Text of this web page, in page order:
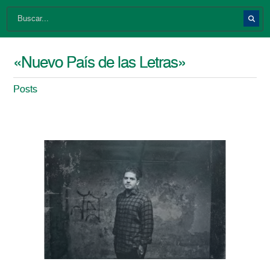
«Nuevo País de las Letras»
Posts